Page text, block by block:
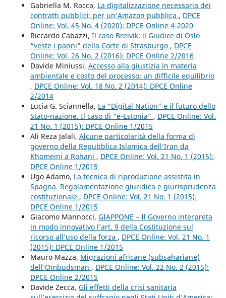
Gabriella M. Racca, La digitalizzazione necessaria dei
contratti pubblici: per un’Amazon pubblica , DPCE
Online: Vol. 45 No. 4 (2020): DPCE Online 4-2020
Riccardo Cabazzi, Il caso Breivik: il Giudice di Oslo
“veste i panni” della Corte di Strasburgo , DPCE
Online: Vol. 26 No. 2 (2016): DPCE Online 2/2016
Davide Miniussi, Accesso alla giustizia in materia
ambientale e costo del processo: un difficile equilibrio
, DPCE Online: Vol. 18 No. 2 (2014): DPCE Online
2/2014
Lucia G. Sciannella, La “Digital Nation” e il futuro dello
Stato-nazione. Il caso di “e-Estonia” , DPCE Online: Vol.
21 No. 1 (2015): DPCE Online 1/2015
Ali Reza Jalali, Alcune particolarità della forma di
governo della Repubblica Islamica dell’Iran da
Khomeini a Rohani , DPCE Online: Vol. 21 No. 1 (2015):
DPCE Online 1/2015
Ugo Adamo, La tecnica di riproduzione assistita in
Spagna. Regolamentazione giuridica e giurisprudenza
costituzionale , DPCE Online: Vol. 21 No. 1 (2015):
DPCE Online 1/2015
Giacomo Mannocci, GIAPPONE – Il Governo interpreta
in modo innovativo l’art. 9 della Costituzione sul
ricorso all’uso della forza , DPCE Online: Vol. 21 No. 1
(2015): DPCE Online 1/2015
Mauro Mazza, Migrazioni africane (subsahariane)
dell’Ombudsman , DPCE Online: Vol. 22 No. 2 (2015):
DPCE Online 2/2015
Davide Zecca, Gli effetti della crisi sanitaria